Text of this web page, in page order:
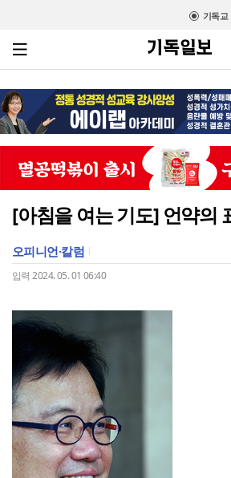
기독교
[아침을 여는 기도] 언약의
오피니언·칼럼
입력 2024. 05. 01 06:40